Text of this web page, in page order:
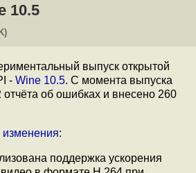
10.5
выпуск открытой
- Wine 10.5. С момента выпуска
об ошибках и внесено 260
изменения:
поддержка ускорения